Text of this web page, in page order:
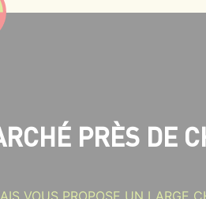
PRÈS DE
VOUS PROPOSE UN LARGE